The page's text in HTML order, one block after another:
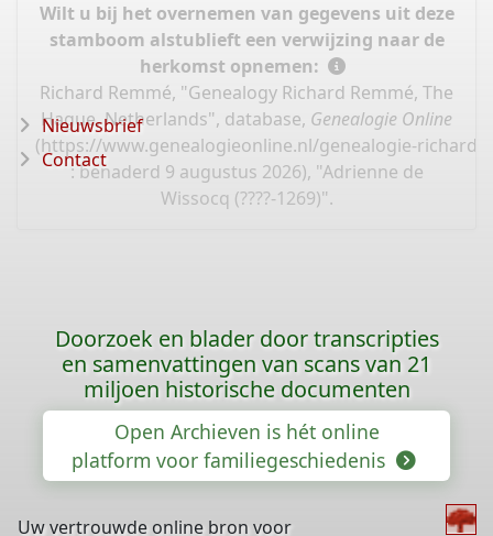
Wilt u bij het overnemen van gegevens uit deze
stamboom alstublieft een verwijzing naar de
herkomst opnemen:
Richard Remmé, "Genealogy Richard Remmé, The
Hague, Netherlands", database, Genealogie Online
(https://www.genealogieonline.nl/genealogie-richard-
: benaderd 9 augustus 2026), "Adrienne de
Wissocq (????-1269)".
Nieuwsbrief
Contact
Doorzoek en blader door transcripties
en samenvattingen van scans van 21
miljoen historische documenten
Open Archieven is hét online
platform voor familiegeschiedenis
Uw vertrouwde online bron voor